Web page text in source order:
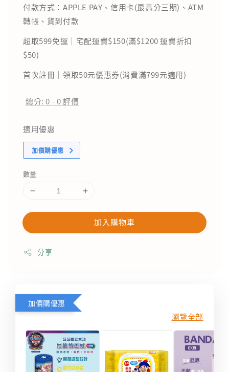
付款方式：APPLE PAY、信用卡(最高分三期)、ATM
轉帳、貨到付款
超取599免運｜宅配運費$150(滿$1200 運費折扣
$50)
首次註冊｜領取50元優惠券(消費滿799元適用)
總分:0 -0評價
適用優惠
加價購優惠
數量
加入購物車
分享
加價購優惠
瀏覽全部